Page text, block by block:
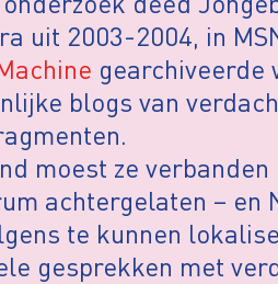
uit 2003-2004, in
gearchiveerde
blogs van
moest ze
achtergelaten – en
te kunnen
gesprekken met